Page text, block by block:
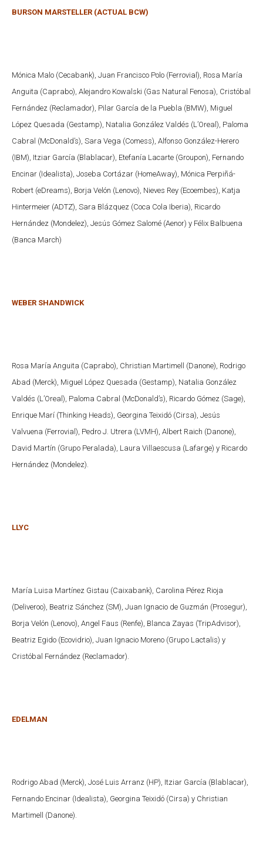
BURSON MARSTELLER (ACTUAL BCW)
Mónica Malo (Cecabank), Juan Francisco Polo (Ferrovial), Rosa María
Anguita (Caprabo), Alejandro Kowalski (Gas Natural Fenosa), Cristóbal
Fernández (Reclamador), Pilar García de la Puebla (BMW), Miguel
López Quesada (Gestamp), Natalia González Valdés (L’Oreal), Paloma
Cabral (McDonald’s), Sara Vega (Comess), Alfonso González-Herero
(IBM), Itziar García (Blablacar), Etefanía Lacarte (Groupon), Fernando
Encinar (Idealista), Joseba Cortázar (HomeAway), Mónica Perpiñá-
Robert (eDreams), Borja Velón (Lenovo), Nieves Rey (Ecoembes), Katja
Hintermeier (ADTZ), Sara Blázquez (Coca Cola Iberia), Ricardo
Hernández (Mondelez), Jesús Gómez Salomé (Aenor) y Félix Balbuena
(Banca March)
WEBER SHANDWICK
Rosa María Anguita (Caprabo), Christian Martimell (Danone), Rodrigo
Abad (Merck), Miguel López Quesada (Gestamp), Natalia González
Valdés (L’Oreal), Paloma Cabral (McDonald’s), Ricardo Gómez (Sage),
Enrique Marí (Thinking Heads), Georgina Teixidó (Cirsa), Jesús
Valvuena (Ferrovial), Pedro J. Utrera (LVMH), Albert Raich (Danone),
David Martín (Grupo Peralada), Laura Villaescusa (Lafarge) y Ricardo
Hernández (Mondelez).
LLYC
María Luisa Martínez Gistau (Caixabank), Carolina Pérez Rioja
(Deliveroo), Beatriz Sánchez (SM), Juan Ignacio de Guzmán (Prosegur),
Borja Velón (Lenovo), Angel Faus (Renfe), Blanca Zayas (TripAdvisor),
Beatriz Egido (Ecovidrio), Juan Ignacio Moreno (Grupo Lactalis) y
Cristóbal Fernández (Reclamador).
EDELMAN
Rodrigo Abad (Merck), José Luis Arranz (HP), Itziar García (Blablacar),
Fernando Encinar (Idealista), Georgina Teixidó (Cirsa) y Christian
Martimell (Danone).